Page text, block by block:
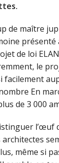
de maître
présenté
de loi
le
facilement
En
de 3 000
l’œuf
même si